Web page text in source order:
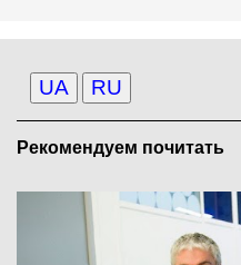
е
н
т
и
UA RU
Рекомендуем почитать